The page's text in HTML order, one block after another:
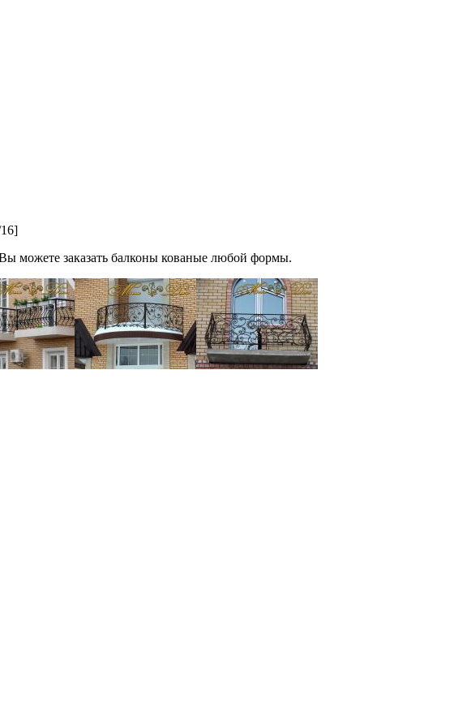
можете заказать балконы кованые любой формы.